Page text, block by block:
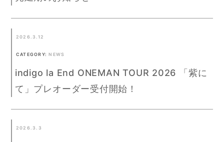
2026.3.12
CATEGORY: NEWS
indigo la End ONEMAN TOUR 2026 「紫に
て」プレオーダー受付開始！
2026.3.3